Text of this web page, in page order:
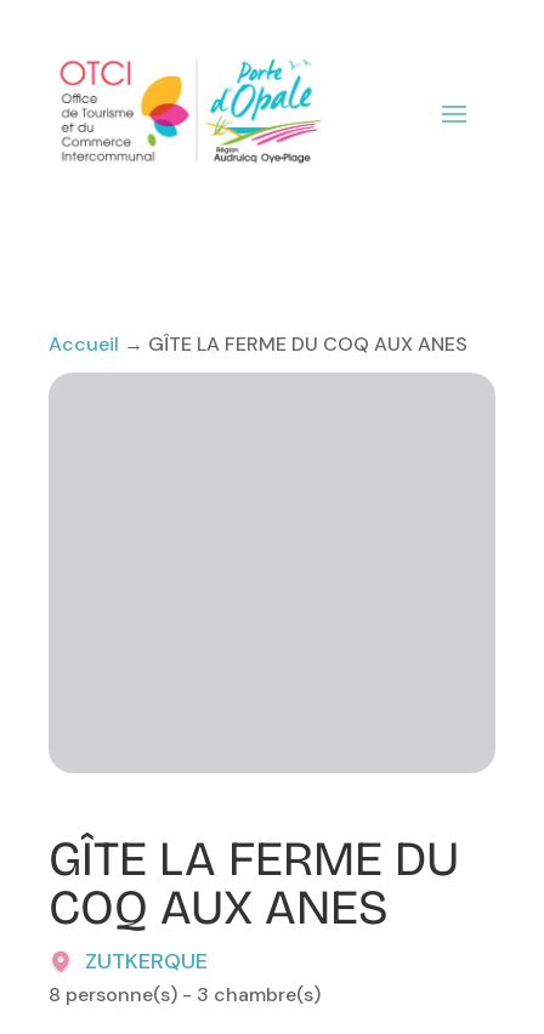
Accueil → GÎTE LA FERME DU COQ AUX ANES
GÎTE LA FERME DU
COQ AUX ANES
ZUTKERQUE
8 personne(s) - 3 chambre(s)